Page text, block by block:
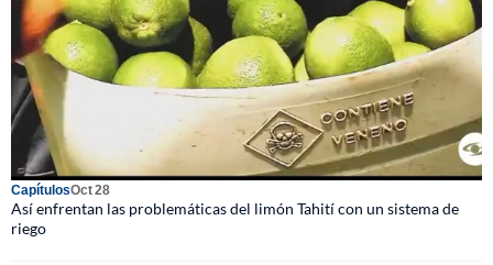
CapítulosOct 28
Así enfrentan las problemáticas del limón Tahití con un sistema de
riego